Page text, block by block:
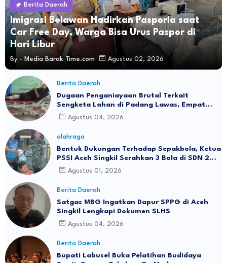
Berita Daerah
Imigrasi Belawan Hadirkan Pasporia saat
Car Free Day, Warga Bisa Urus Paspor di
Hari Libur
By - Media Barak Time.com Agustus 02, 2026
Berita Daerah
Dugaan Penganiayaan Brutal Terkait
Sengketa Lahan di Padang Lawas, Empat
Warga Terluka Parah
Agustus 04, 2026
olahraga
Bentuk Dukungan Terhadap Sepakbola, Ketua
PSSI Aceh Singkil Serahkan 3 Bola di SDN 2
RIMOAgustus 01, 2026
Berita Daerah
Satgas MBG Ingatkan Dapur SPPG di Aceh
Singkil Lengkapi Dokumen SLHS
Agustus 04, 2026
Berita Daerah
Bupati Labusel Buka Pelatihan Budidaya